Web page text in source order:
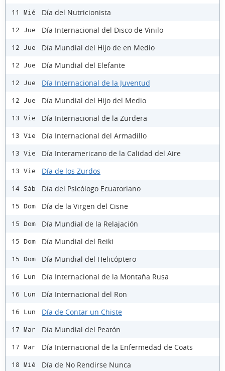
11 Mié Día del Nutricionista
12 Jue Día Internacional del Disco de Vinilo
12 Jue Día Mundial del Hijo de en Medio
12 Jue Día Mundial del Elefante
12 Jue Día Internacional de la Juventud
12 Jue Día Mundial del Hijo del Medio
13 Vie Día Internacional de la Zurdera
13 Vie Día Internacional del Armadillo
13 Vie Día Interamericano de la Calidad del Aire
13 Vie Día de los Zurdos
14 Sáb Día del Psicólogo Ecuatoriano
15 Dom Día de la Virgen del Cisne
15 Dom Día Mundial de la Relajación
15 Dom Día Mundial del Reiki
15 Dom Día Mundial del Helicóptero
16 Lun Día Internacional de la Montaña Rusa
16 Lun Día Internacional del Ron
16 Lun Día de Contar un Chiste
17 Mar Día Mundial del Peatón
17 Mar Día Internacional de la Enfermedad de Coats
18 Mié Día de No Rendirse Nunca